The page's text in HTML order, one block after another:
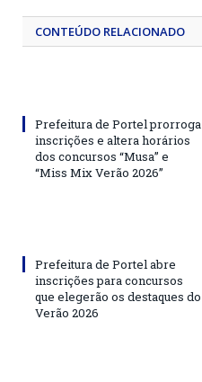
CONTEÚDO RELACIONADO
Prefeitura de Portel prorroga
inscrições e altera horários
dos concursos “Musa” e
“Miss Mix Verão 2026”
Prefeitura de Portel abre
inscrições para concursos
que elegerão os destaques do
Verão 2026